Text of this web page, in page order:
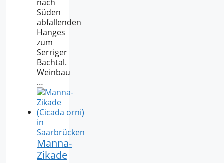
nach
Süden
abfallenden
Hanges
zum
Serriger
Bachtal.
Weinbau
…
Manna-
Zikade